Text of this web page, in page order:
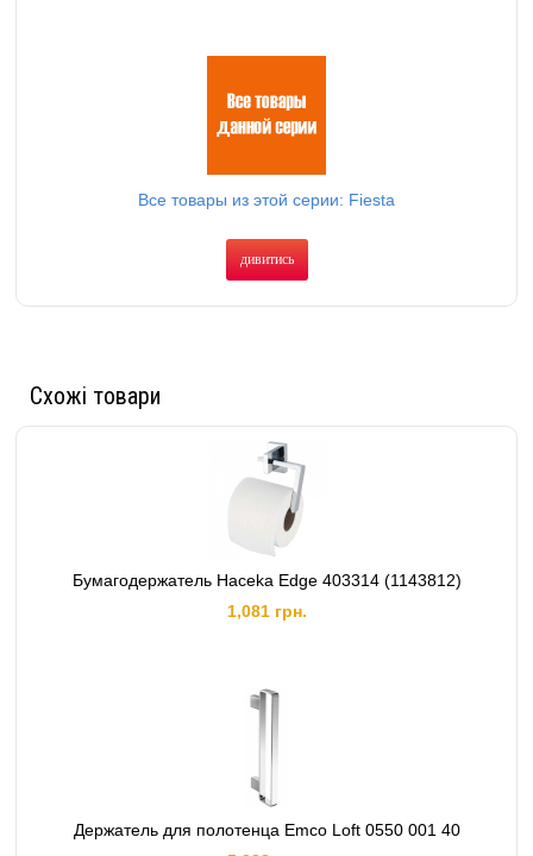
Все товары из этой серии: Fiesta
дивитись
Схожі товари
Бумагодержатель Haceka Edge 403314 (1143812)
1,081 грн.
Держатель для полотенца Emco Loft 0550 001 40